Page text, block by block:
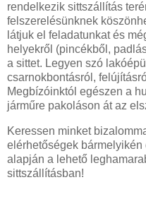
rendelkezik sittszállítás
felszerelésünknek
látjuk el feladatunkat és
helyekről (pincékből,
a sittet. Legyen szó
csarnokbontásról,
Megbízóinktól egészen a
járműre pakoláson át az
Keressen minket
elérhetőségek
alapján a lehető
sittszállításban!